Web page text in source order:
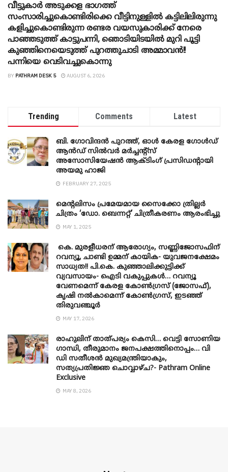
വീട്ടുകാർ അ‌ടുക്കള ഭാ​ഗത്ത്
സംസാരിച്ചുകൊണ്ടിരിക്കെ വീട്ടിനുള്ളിൽ കട്ടിലിലിരുന്നു
കളിച്ചുകൊണ്ടിരുന്ന രണ്ടര വയസുകാരിക്ക് നേരെ
പാഞ്ഞടുത്ത് കാട്ടുപന്നി, ‍ഞൊടിയി‌ടയിൽ മുറി പൂട്ടി
കുഞ്ഞിനെയെടുത്ത് പുറത്തുചാടി അമ്മാവൻ!!
പന്നിയെ വെടിവച്ചുകൊന്നു
BY PATHRAM DESK 5 AUGUST 6, 2026
Trending Comments Latest
ബി. ​ഗോവിന്ദൻ പുറത്ത്, ഓൾ കേരള ഗോൾഡ്
ആൻഡ് സിൽവർ മർച്ചന്റ്സ്
അസോസിയേഷൻ ആക്ടിംഗ് പ്രസിഡന്റായി
അയമു ഹാജി
FEBRUARY 27, 2025
മെന്‍റലിസം പ്രമേയമായ സൈക്കോ ത്രില്ലർ
ചിത്രം ‘ഡോ. ബെന്നറ്റ്’ ചിത്രീകരണം ആരംഭിച്ചു
MAY 1, 2025
കെ. മുരളീധരന് ആരോഗ്യം, സണ്ണിജോസഫിന്
റവന്യൂ, ചാണ്ടി ഉമ്മന് കായിക- യുവജനക്ഷേമം
സാധ്യത!! പി.കെ. കുഞ്ഞാലിക്കുട്ടിക്ക്
വ്യവസായം- ഐടി വകുപ്പുകൾ… റവന്യൂ
വേണമെന്ന് കേരള കോൺഗ്രസ് (ജോസഫ്),
കൃഷി നൽകാമെന്ന് കോൺഗ്രസ്, ഇടഞ്ഞ്
തിരുവഞ്ചൂർ
MAY 17, 2026
രാഹുലിന് താത്പര്യം കെസി… വെട്ടി സോണിയ
​ഗാന്ധി, തീരുമാനം ജനപക്ഷത്തിനൊപ്പം… വി
ഡി സതീശൻ മുഖ്യമന്ത്രിയാകും,
സത്യപ്രതിജ്ഞ ചൊവ്വാഴ്ച?- Pathram Online
Exclusive
MAY 8, 2026